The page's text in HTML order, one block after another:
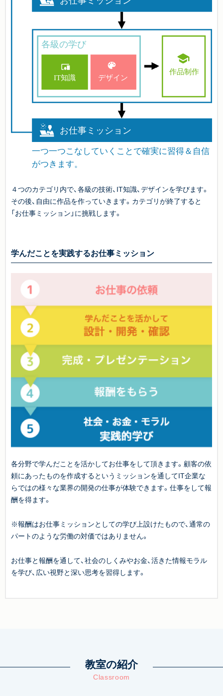
４つのカテゴリ内で、各級の技術、IT知識、デザインを学びます。
その後、自由に作品を作っていきます。カテゴリが終了すると
「お仕事ミッション」に挑戦します。
学んだことを実践するお仕事ミッション
各分野で学んだことを活かしてお仕事をして頂きます。顧客の依
頼にあったものを作成するというミッションを通してIT企業な
らではの様々な業界の開発の仕事が体験できます。仕事をして報
酬を得ます。
※報酬はお仕事ミッションとしての学び上設けたもので、通常の
パートのような労働の対価ではありません。
お仕事と報酬を通して、社会のしくみやお金、活きた情報モラル
を学び、広い視野と深い思考を習得します。
教室の紹介
Classroom